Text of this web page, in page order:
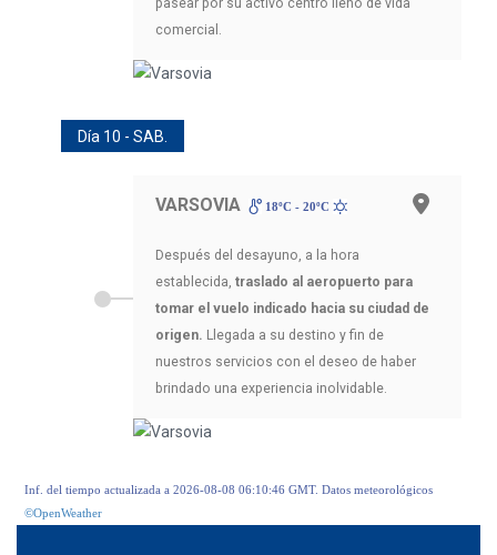
pasear por su activo centro lleno de vida
comercial.
Día 10 - SAB.
VARSOVIA 18ºC - 20ºC
Después del desayuno, a la hora
establecida, traslado al aeropuerto para
tomar el vuelo indicado hacia su ciudad de
origen. Llegada a su destino y fin de
nuestros servicios con el deseo de haber
brindado una experiencia inolvidable.
Inf. del tiempo actualizada a 2026-08-08 06:10:46 GMT. Datos meteorológicos
©OpenWeather